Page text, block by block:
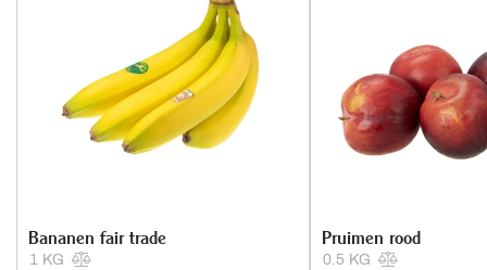
1 KG
Bananen fair trade
0.5 KG
Pruimen rood